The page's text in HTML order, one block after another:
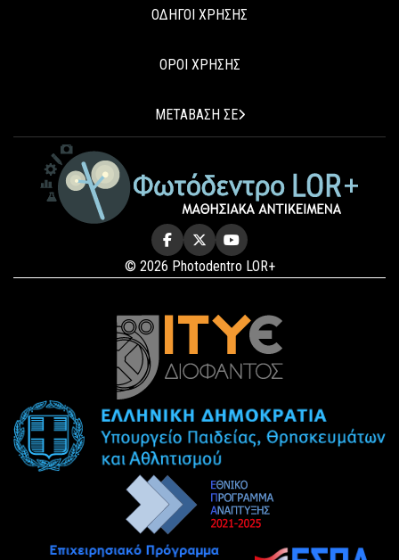
ΟΔΗΓΟΙ ΧΡΗΣΗΣ
ΟΡΟΙ ΧΡΗΣΗΣ
ΜΕΤΑΒΑΣΗ ΣΕ
© 2026 Photodentro LOR+